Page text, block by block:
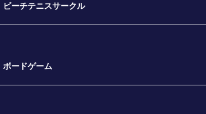
ビーチテニスサークル
ボードゲーム